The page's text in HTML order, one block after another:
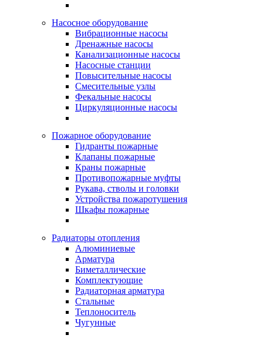
Насосное оборудование
Вибрационные насосы
Дренажные насосы
Канализационные насосы
Насосные станции
Повысительные насосы
Смесительные узлы
Фекальные насосы
Циркуляционные насосы
Пожарное оборудование
Гидранты пожарные
Клапаны пожарные
Краны пожарные
Противопожарные муфты
Рукава, стволы и головки
Устройства пожаротушения
Шкафы пожарные
Радиаторы отопления
Алюминиевые
Арматура
Биметаллические
Комплектующие
Радиаторная арматура
Стальные
Теплоноситель
Чугунные